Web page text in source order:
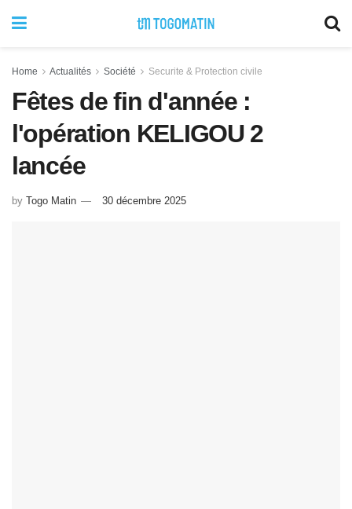
Home Actualités Société Securite & Protection civile
Fêtes de fin d'année :
l'opération KELIGOU 2
lancée
by Togo Matin 30 décembre 2025